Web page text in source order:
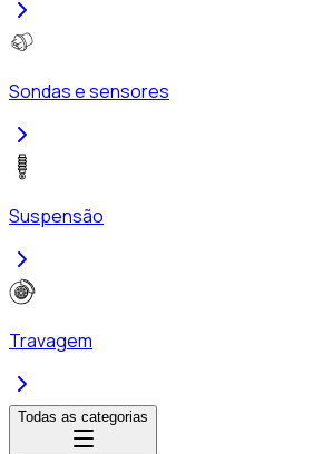
Sondas e sensores
Suspensão
Travagem
Todas as categorias